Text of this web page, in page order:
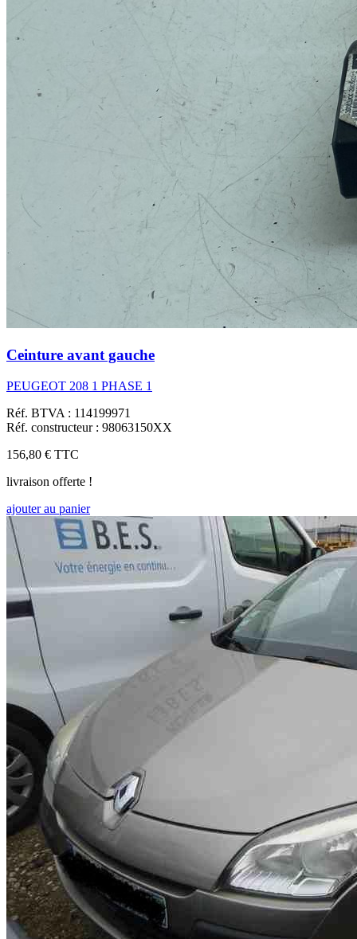
Ceinture avant gauche
PEUGEOT 208 1 PHASE 1
Réf. BTVA : 114199971
Réf. constructeur : 98063150XX
156,80 € TTC
livraison offerte !
ajouter au panier